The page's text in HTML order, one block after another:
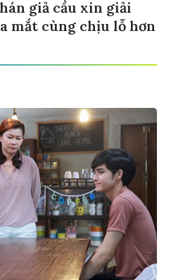
giả cầu xin giải
mắt cùng chịu lỗ hơn